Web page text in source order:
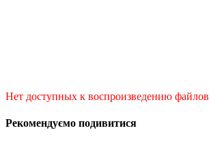
Нет доступных к воспроизведению файлов
Рекомендуємо подивитися